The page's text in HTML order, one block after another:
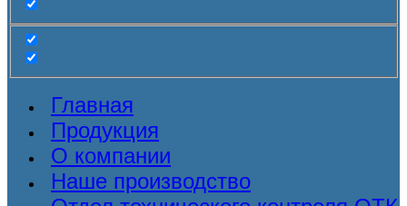
Главная
Продукция
О компании
Наше производство